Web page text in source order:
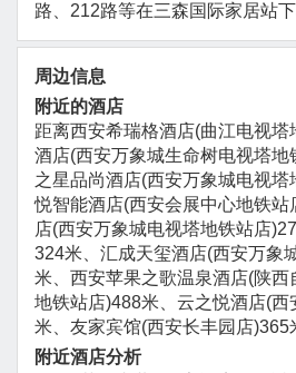
路、212路等在三森国际家居站下
周边信息
附近的酒店
距离西安希瑞格酒店(曲江电视
酒店(西安万象城生命树电视塔地
之星品尚酒店(西安万象城电视
悦智能酒店(西安会展中心地铁
店(西安万象城电视塔地铁站店
324米、汇成天玺酒店(西安万象
米、西安苹果之歌温泉酒店(陕
地铁站店)488米、云之悦酒店(
米、友家宾馆(西安长丰园店)365
附近酒店分析